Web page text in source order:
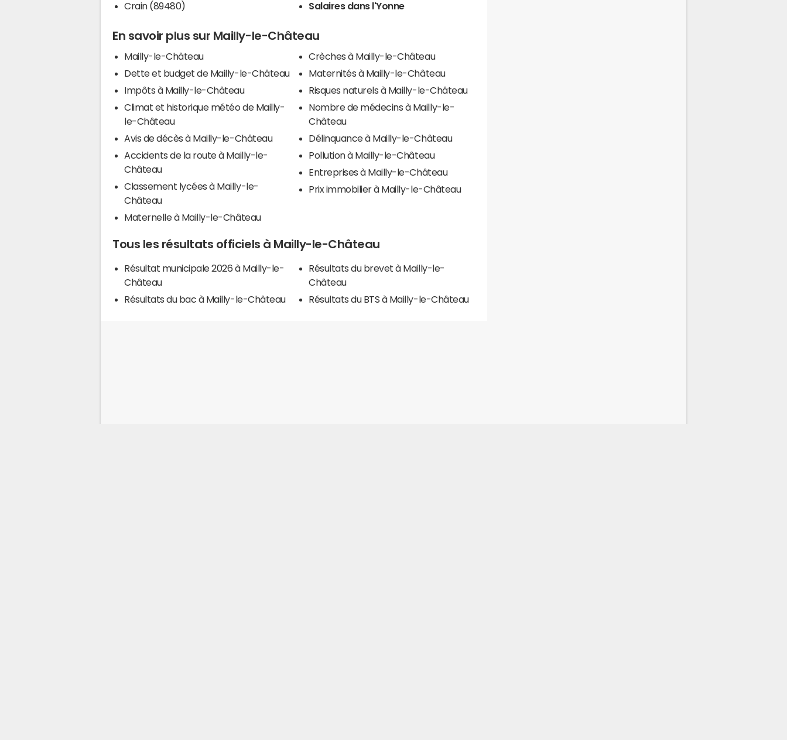
Crain (89480)
Salaires dans l'Yonne
En savoir plus sur Mailly-le-Château
Mailly-le-Château
Dette et budget de Mailly-le-Château
Impôts à Mailly-le-Château
Climat et historique météo de Mailly-
le-Château
Avis de décès à Mailly-le-Château
Accidents de la route à Mailly-le-
Château
Classement lycées à Mailly-le-
Château
Maternelle à Mailly-le-Château
Crèches à Mailly-le-Château
Maternités à Mailly-le-Château
Risques naturels à Mailly-le-Château
Nombre de médecins à Mailly-le-
Château
Délinquance à Mailly-le-Château
Pollution à Mailly-le-Château
Entreprises à Mailly-le-Château
Prix immobilier à Mailly-le-Château
Tous les résultats officiels à Mailly-le-Château
Résultat municipale 2026 à Mailly-le-
Château
Résultats du bac à Mailly-le-Château
Résultats du brevet à Mailly-le-
Château
Résultats du BTS à Mailly-le-Château